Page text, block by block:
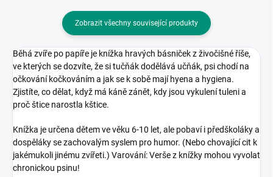
Zobrazit všechny související produkty
Běhá zvíře po papíře je knížka hravých básniček z živočišné říše,
ve kterých se dozvíte, že si tučňák dodělává učňák, psi chodí na
očkování kočkováním a jak se k sobě mají hyena a hygiena.
Zjistíte, co dělat, když má káně zánět, kdy jsou vykulení tuleni a
proč štice narostla kštice.
Knížka je určena dětem ve věku 6-10 let, ale pobaví i předškoláky a
dospěláky se zachovalým syslem pro humor. (Nebo chovající cit k
jakémukoli jinému zvířeti.) Varování: Verše z knížky mohou vyvolat
chronickou psinu!